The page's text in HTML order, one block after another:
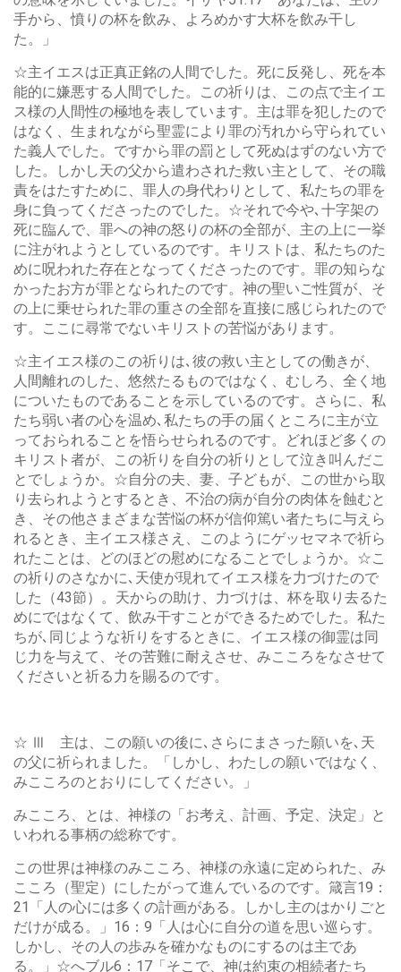
手から、憤りの杯を飲み、よろめかす大杯を飲み干し
た。」
☆主イエスは正真正銘の人間でした。死に反発し、死を本
能的に嫌悪する人間でした。この祈りは、この点で主イエ
ス様の人間性の極地を表しています。主は罪を犯したので
はなく、生まれながら聖霊により罪の汚れから守られてい
た義人でした。ですから罪の罰として死ぬはずのない方で
した。しかし天の父から遣わされた救い主として、その職
責をはたすために、罪人の身代わりとして、私たちの罪を
身に負ってくださったのでした。☆それで今や､十字架の
死に臨んで、罪への神の怒りの杯の全部が、主の上に一挙
に注がれようとしているのです。キリストは、私たちのた
めに呪われた存在となってくださったのです。罪の知らな
かったお方が罪となられたのです。神の聖いご性質が、そ
の上に乗せられた罪の重さの全部を直接に感じられたので
す。ここに尋常でないキリストの苦悩があります。
☆主イエス様のこの祈りは､彼の救い主としての働きが、
人間離れのした、悠然たるものではなく、むしろ、全く地
についたものであることを示しているのです。さらに、私
たち弱い者の心を温め､私たちの手の届くところに主が立
っておられることを悟らせられるのです。どれほど多くの
キリスト者が、この祈りを自分の祈りとして泣き叫んだこ
とでしょうか。☆自分の夫、妻、子どもが、この世から取
り去られようとするとき、不治の病が自分の肉体を蝕むと
き、その他さまざまな苦悩の杯が信仰篤い者たちに与えら
れるとき、主イエス様さえ、このようにゲッセマネで祈ら
れたことは、どのほどの慰めになることでしょうか。☆こ
の祈りのさなかに､天使が現れてイエス様を力づけたので
した（43節）。天からの助け、力づけは、杯を取り去るた
めにではなくて、飲み干すことができるためでした。私た
ちが､同じような祈りをするときに、イエス様の御霊は同
じ力を与えて、その苦難に耐えさせ、みこころをなさせて
くださいと祈る力を賜るのです。
☆ Ⅲ 主は、この願いの後に､さらにまさった願いを､天
の父に祈られました。「しかし、わたしの願いではなく、
みこころのとおりにしてください。」
みこころ、とは、神様の「お考え、計画、予定、決定」と
いわれる事柄の総称です。
この世界は神様のみこころ、神様の永遠に定められた、み
こころ（聖定）にしたがって進んでいるのです。箴言19：
21「人の心には多くの計画がある。しかし主のはかりごと
だけが成る。」16：9「人は心に自分の道を思い巡らす。
しかし、その人の歩みを確かなものにするのは主であ
る。」☆へブル6：17「そこで、神は約束の相続者たち